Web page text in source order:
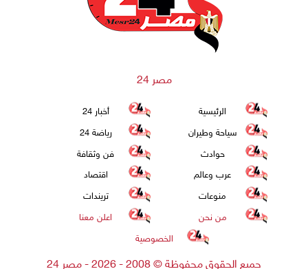
مصر 24
الرئيسية
أخبار 24
سياحة وطيران
رياضة 24
حوادث
فن وثقافة
عرب وعالم
اقتصاد
منوعات
تريندات
من نحن
اعلن معنا
الخصوصية
جميع الحقوق محفوظة©